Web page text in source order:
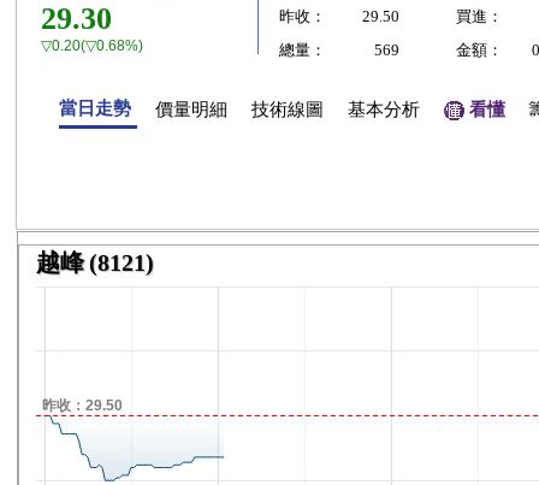
29.30
▽0.20(▽0.68%)
昨收：
29.50
買進：
總量：
569 金額：
當日走勢 價量明細 技術線圖 基本分析 看懂